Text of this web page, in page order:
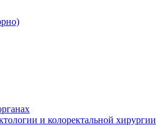
и колоректальной хирургии